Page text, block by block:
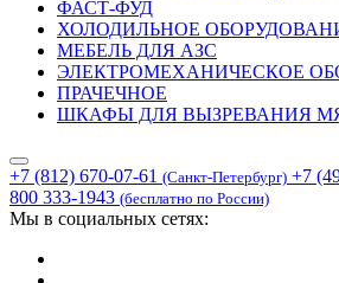
ФАСТ-ФУД
ХОЛОДИЛЬНОЕ
МЕБЕЛЬ ДЛЯ АЗС
ЭЛЕКТРОМЕХАНИЧЕСКОЕ
ПРАЧЕЧНОЕ
ШКАФЫ ДЛЯ ВЫЗРЕВАНИЯ
+7 (812) 670-07-61 (Санкт-Петербург) +7
800 333-1943 (бесплатно по России)
Мы в социальных сетях: